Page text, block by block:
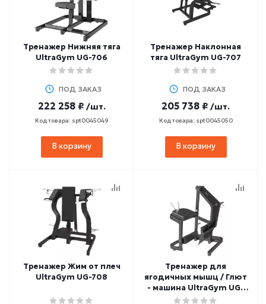
Тренажер Нижняя тяга
UltraGym UG-706
ПОД ЗАКАЗ
222 258 ₽ /шт.
Код товара: spt0045049
В корзину
Тренажер Наклонная
тяга UltraGym UG-707
ПОД ЗАКАЗ
205 738 ₽ /шт.
Код товара: spt0045050
В корзину
Тренажер Жим от плеч
UltraGym UG-708
Тренажер для
ягодичных мышц / Глют
- машина UltraGym UG-
709